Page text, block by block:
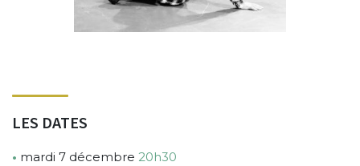
LES DATES
• mardi 7 décembre 20h30